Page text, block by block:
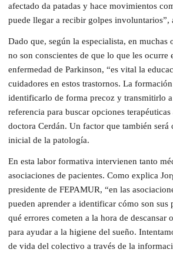
afectado da patadas y hace movimientos
puede llegar a recibir golpes involuntarios”,
Dado que, según la especialista, en muchas
no son conscientes de que lo que les ocurre
enfermedad de Parkinson, “es vital la
cuidadores en estos trastornos. La
identificarlo de forma precoz y transmitirlo
referencia para buscar opciones terapéuticas
doctora Cerdán. Un factor que también será
inicial de la patología.
En esta labor formativa intervienen tanto
asociaciones de pacientes. Como explica
presidente de FEPAMUR, “en las
pueden aprender a identificar cómo son sus
qué errores cometen a la hora de descansar
para ayudar a la higiene del sueño.
de vida del colectivo a través de la